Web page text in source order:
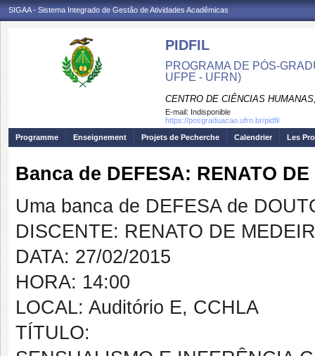
SIGAA - Sistema Integrado de Gestão de Atividades Acadêmicas
PIDFIL
PROGRAMA DE PÓS-
UFPE - UFRN)
CENTRO DE CIÊNCIAS
E-mail: Indisponible
https://posgraduacao.ufrn.br/pidfil
Programme
Enseignement Projets de Pecherche Calendrier Les
Banca de DEFESA: RENATO
Uma banca de DEFESA de
DISCENTE: RENATO DE
DATA: 27/02/2015
HORA: 14:00
LOCAL: Auditório E, CCHLA
TÍTULO: